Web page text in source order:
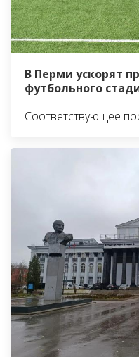
В Перми ускорят
футбольного
Соответствующее